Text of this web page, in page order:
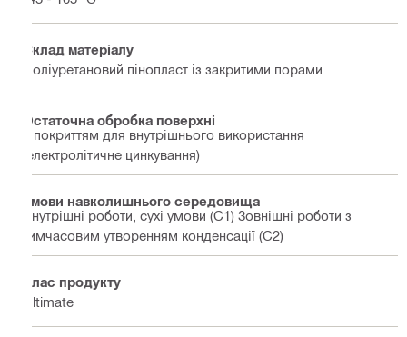
Склад матеріалу
Поліуретановий пінопласт із закритими порами
Остаточна обробка поверхні
З покриттям для внутрішнього використання
(електролітичне цинкування)
Умови навколишнього середовища
Внутрішні роботи, сухі умови (C1) Зовнішні роботи з
тимчасовим утворенням конденсації (C2)
Клас продукту
Ultimate